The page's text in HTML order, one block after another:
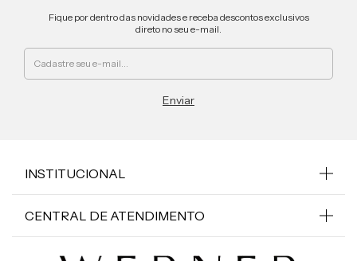
Fique por dentro das novidades e receba descontos exclusivos
direto no seu e-mail.
INSTITUCIONAL
CENTRAL DE ATENDIMENTO